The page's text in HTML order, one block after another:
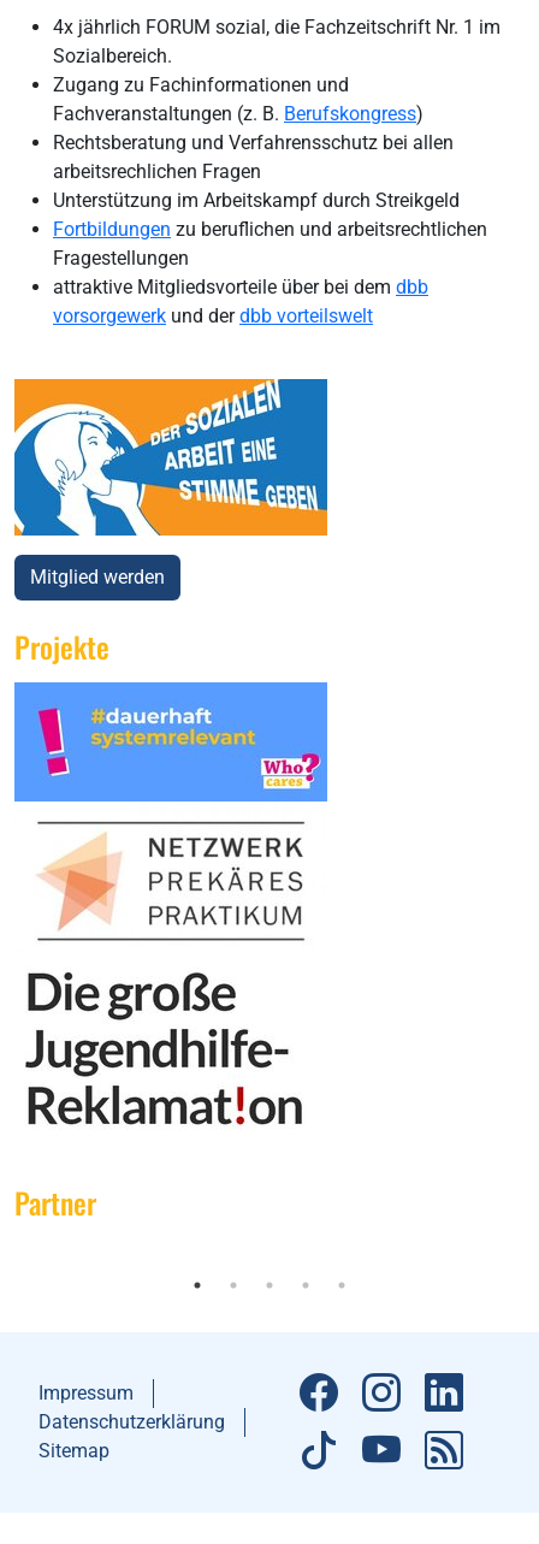
4x jährlich FORUM sozial, die Fachzeitschrift Nr. 1 im
Sozialbereich.
Zugang zu Fachinformationen und
Fachveranstaltungen (z. B. Berufskongress)
Rechtsberatung und Verfahrensschutz bei allen
arbeitsrechlichen Fragen
Unterstützung im Arbeitskampf durch Streikgeld
Fortbildungen zu beruflichen und arbeitsrechtlichen
Fragestellungen
attraktive Mitgliedsvorteile über bei dem dbb
vorsorgewerk und derdbb vorteilswelt
Mitglied werden
Projekte
Partner
Impressum
Datenschutzerklärung
Sitemap